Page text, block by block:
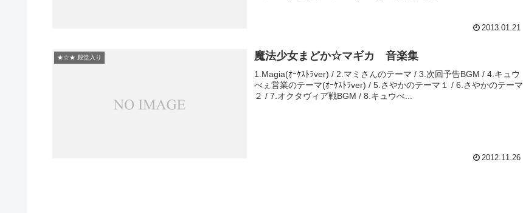
2013.01.21
★☆★ 殿堂入り 魔法少女まどか☆マギカ 音楽集
1.Magia(ｵｰｹｽﾄﾗver) / 2.マミさんのテーマ / 3.次回予告BGM / 4.キュウ
べぇ営業のテーマ(ｵｰｹｽﾄﾗver) / 5.さやかのテーマ１ / 6.さやかのテーマ
２ / 7.オクタヴィア戦BGM / 8.キュウべ...
2012.11.26